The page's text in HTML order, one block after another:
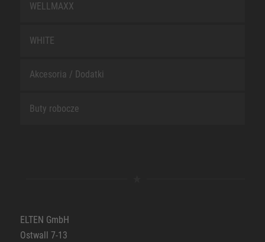
WELLMAXX
WHITE
Akcesoria / Dodatki
Buty robocze
ELTEN GmbH
Ostwall 7-13